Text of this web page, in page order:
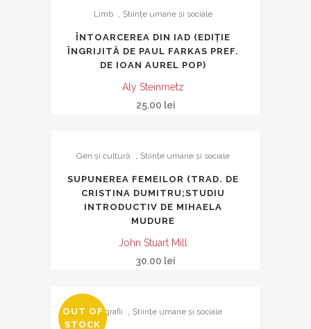
Limb Ştiinţe umane şi sociale
ÎNTOARCEREA DIN IAD (EDIȚIE
ÎNGRIJITĂ DE PAUL FARKAS PREF.
DE IOAN AUREL POP)
Aly Steinmetz
25.00 lei
Gen şi cultură Ştiinţe umane şi sociale
SUPUNEREA FEMEILOR (TRAD. DE
CRISTINA DUMITRU;STUDIU
INTRODUCTIV DE MIHAELA
MUDURE
John Stuart Mill
30.00 lei
OUT OF
STOCK
Monografii Ştiinţe umane şi sociale